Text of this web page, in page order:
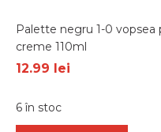
Palette negru 1-0
creme 110ml
12.99 lei
6 în stoc